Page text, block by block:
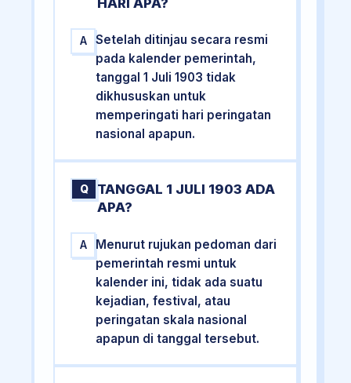
HARI APA?
A
Setelah ditinjau secara resmi
pada kalender pemerintah,
tanggal 1 Juli 1903 tidak
dikhususkan untuk
memperingati hari peringatan
nasional apapun.
Q
TANGGAL 1 JULI 1903 ADA
APA?
A
Menurut rujukan pedoman dari
pemerintah resmi untuk
kalender ini, tidak ada suatu
kejadian, festival, atau
peringatan skala nasional
apapun di tanggal tersebut.